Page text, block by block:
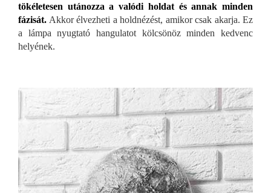
tökéletesen utánozza a valódi holdat és annak minden
fázisát. Akkor élvezheti a holdnézést, amikor csak akarja. Ez
a lámpa nyugtató hangulatot kölcsönöz minden kedvenc
helyének.